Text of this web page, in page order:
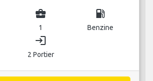
business_center
1
local_gas_station
Benzine
login
2 Portier